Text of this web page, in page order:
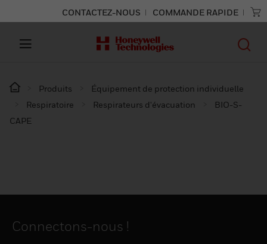
CONTACTEZ-NOUS COMMANDE RAPIDE
Produits
Équipement de protection individuelle
Respiratoire
Respirateurs d'évacuation
BIO-S-
CAPE
Connectons-nous !